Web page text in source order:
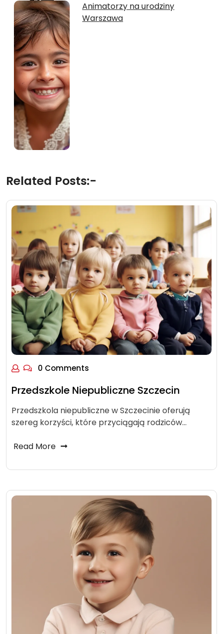
Animatorzy na urodziny
Warszawa
Related Posts:-
0 Comments
Przedszkole Niepubliczne Szczecin
Przedszkola niepubliczne w Szczecinie oferują
szereg korzyści, które przyciągają rodziców…
Read More